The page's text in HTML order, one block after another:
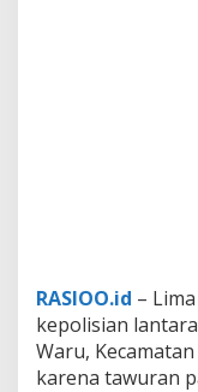
RASIOO.id –
kepolisian
Waru,
karena tawuran